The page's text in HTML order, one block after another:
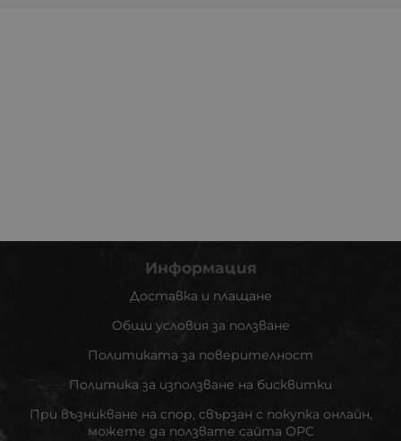
Информация
Доставка и плащане
Общи условия за ползване
Политиката за поверителност
Политика за използване на бисквитки
При възникване на спор, свързан с покупка онлайн,
можете да ползвате сайта ОРС